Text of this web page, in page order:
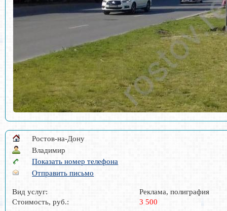
Ростов-на-Дону
Владимир
Показать номер телефона
Отправить письмо
Вид услуг:
Реклама, полиграфия
Стоимость, руб.:
3 500